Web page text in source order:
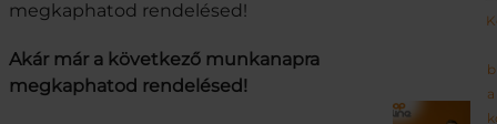
megkaphatod rendelésed!
Akár már a következő munkanapra
megkaphatod rendelésed!